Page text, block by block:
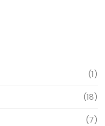
(1)
(18)
(7)